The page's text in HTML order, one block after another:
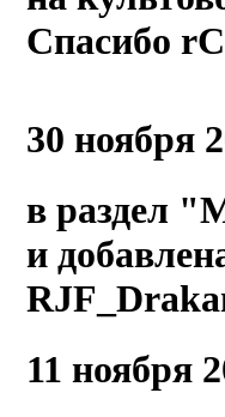
Спасибо
30 ноября
в раздел
и
11 ноября